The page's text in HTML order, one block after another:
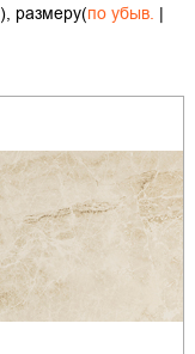
), размеру(по убыв. |